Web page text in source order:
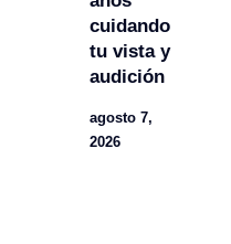
cuidando
tu vista y
audición
agosto 7,
2026